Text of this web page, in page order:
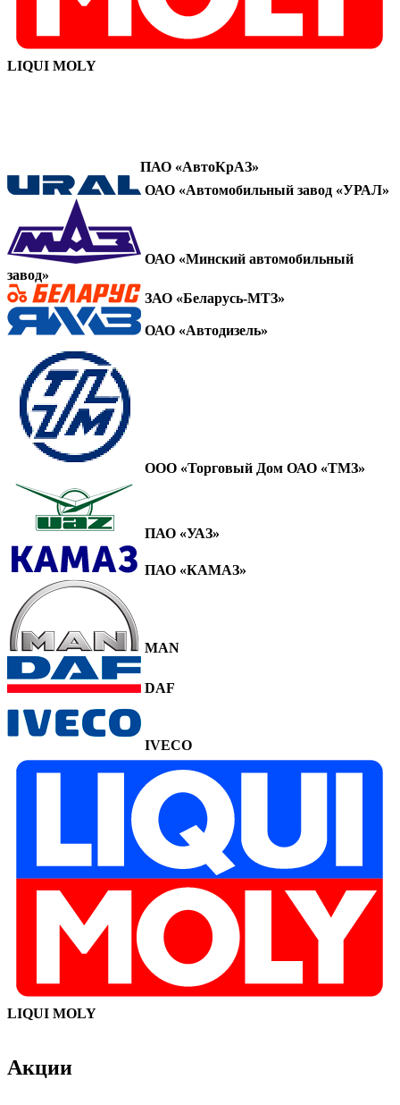
LIQUI MOLY
ПАО «АвтоКрАЗ»
ОАО «Автомобильный завод «УРАЛ»
ОАО «Минский автомобильный
завод»
ЗАО «Беларусь-МТЗ»
ОАО «Автодизель»
ООО «Торговый Дом ОАО «ТМЗ»
ПАО «УАЗ»
ПАО «КАМАЗ»
MAN
DAF
IVECO
LIQUI MOLY
Акции